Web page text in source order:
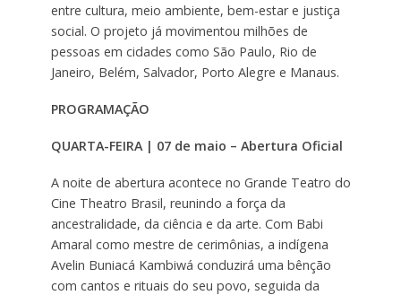
entre cultura, meio ambiente, bem-estar e justiça
social. O projeto já movimentou milhões de
pessoas em cidades como São Paulo, Rio de
Janeiro, Belém, Salvador, Porto Alegre e Manaus.
PROGRAMAÇÃO
QUARTA-FEIRA | 07 de maio – Abertura Oficial
A noite de abertura acontece no Grande Teatro do
Cine Theatro Brasil, reunindo a força da
ancestralidade, da ciência e da arte. Com Babi
Amaral como mestre de cerimônias, a indígena
Avelin Buniacá Kambiwá conduzirá uma bênção
com cantos e rituais do seu povo, seguida da